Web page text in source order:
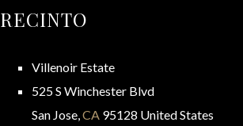
RECINTO
Villenoir Estate
525 S Winchester Blvd
San Jose,CA 95128 United States